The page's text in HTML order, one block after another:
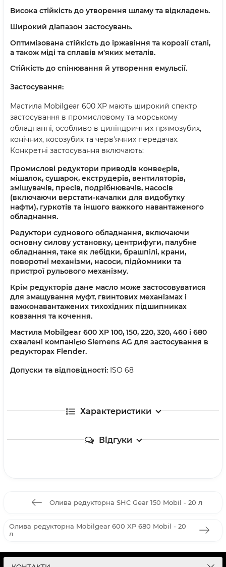
Висока стійкість до утворення шламу та відкладень.
Широкий діапазон застосувань.
Оптимізована стійкість до іржавіння та корозії сталі,
а також міді та сплавів м'яких металів.
Стійкість до спінювання й утворення емульсії.
Застосування:
Мастила Mobilgear 600 XP мають широкий спектр
застосування в промисловому та морському
обладнанні, особливо в циліндричних прямозубих,
конічних, косозубих та черв'ячних передачах.
Конкретні застосування включають:
Промислові редуктори приводів конвеєрів,
мішалок, сушарок, екструдерів, вентиляторів,
змішувачів, пресів, подрібнювачів, насосів
(включаючи верстати-качалки для видобутку
нафти), гуркотів та іншого важкого навантаженого
обладнання.
Редуктори суднового обладнання, включаючи
основну силову установку, центрифуги, палубне
обладнання, таке як лебідки, брашпілі, крани,
поворотні механізми, насоси, підйомники та
пристрої рульового механізму.
Крім редукторів дане масло може застосовуватися
для змащування муфт, гвинтових механізмах і
важконавантажених тихохідних підшипниках
ковзання та кочення.
Мастила Mobilgear 600 XP 100, 150, 220, 320, 460 і 680
схвалені компанією Siemens AG для застосування в
редукторах Flender.
Допуски та відповідності: ISO 68
Характеристики
Відгуки
Олива редукторна SHC Gear 150 Mobil - 20 л
Олива редукторна Mobilgear 600 XP 680 Mobil - 20
л